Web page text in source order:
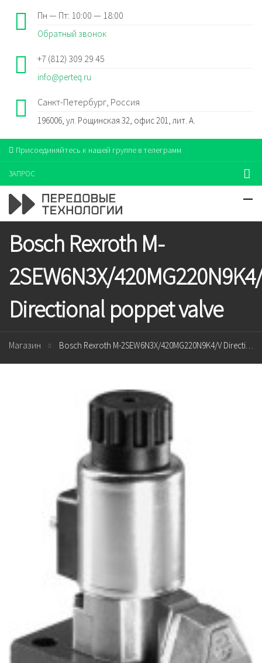
Пн — Пт: 10:00 — 18:00
Обратный звонок
+7 (812) 309 29 45
info@perteq.ru
Санкт-Петербург, Россия
196006, ул. Рощинская 32, офис 201, лит. А.
Присоединяйтесь к нашей группе в телеграмм
ЗАПРОС
Bosch Rexroth M-
2SEW6N3X/
Directional poppet valve
Магазин Bosch Rexroth M-2SEW6N3X/420MG220N9K4/V Directional poppet valve